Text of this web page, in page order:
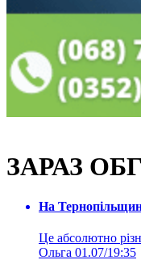
ЗАРАЗ
На
Це абсолютно
Ольга 01.07/19:35